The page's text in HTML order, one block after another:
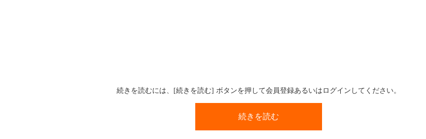
続きを読むには、[続きを読む] ボタンを押して会員登録あるいはログインしてください。
続きを読む